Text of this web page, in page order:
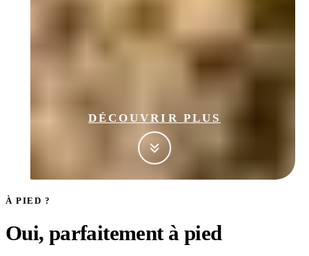
DÉCOUVRIR PLUS
À PIED ?
Oui, parfaitement à pied